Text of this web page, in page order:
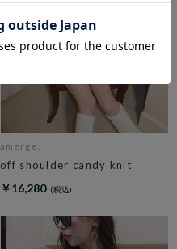
amerge.
off shoulder candy knit
￥16,280